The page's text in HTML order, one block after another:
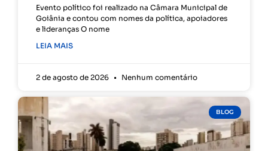
Evento político foi realizado na Câmara Municipal de
Goiânia e contou com nomes da política, apoiadores
e lideranças O nome
LEIA MAIS
2 de agosto de 2026 Nenhum comentário
BLOG